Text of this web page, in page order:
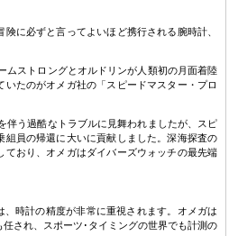
に必ずと言ってよいほど携行される腕時計、
ムストロングとオルドリンが人類初の月面着陸
いたのがオメガ社の「スピードマスター・プロ
伴う過酷なトラブルに見舞われましたが、スピ
組員の帰還に大いに貢献しました。深海探査の
ており、オメガはダイバーズウォッチの最先端
、時計の精度が非常に重視されます。オメガは
され、スポーツ･タイミングの世界でも計測の